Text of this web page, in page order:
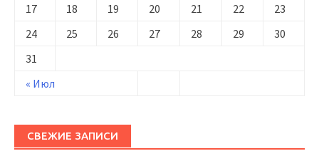
« Июл
17
18 19 20 21 22
23
24
25 26 27 28 29
30
31
СВЕЖИЕ ЗАПИСИ